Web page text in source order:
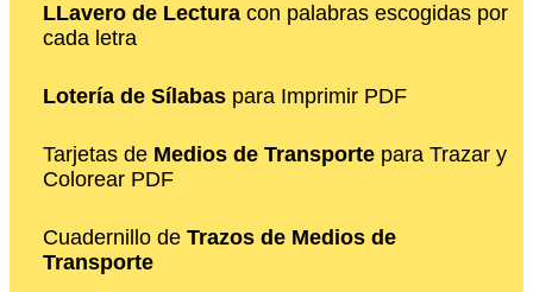
LLavero de Lectura con palabras escogidas por
cada letra
Lotería de Sílabas para Imprimir PDF
Tarjetas de Medios de Transporte para Trazar y
Colorear PDF
Cuadernillo de Trazos de Medios de
Transporte